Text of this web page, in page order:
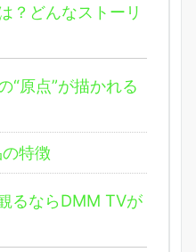
？どんなストーリ
“原点”が描かれる
特徴
るならDMM TVが